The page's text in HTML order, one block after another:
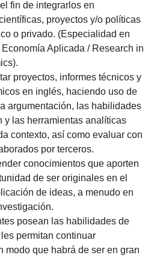
fin de integrarlos en
proyectos y/o políticas
o privado. (Especialidad en
Economía Aplicada / Research in
proyectos, informes técnicos y
en inglés, haciendo uso de
argumentación, las habilidades
y las herramientas analíticas
contexto, así como evaluar con
por terceros.
conocimientos que aporten
de ser originales en el
de ideas, a menudo en
posean las habilidades de
permitan continuar
modo que habrá de ser en gran